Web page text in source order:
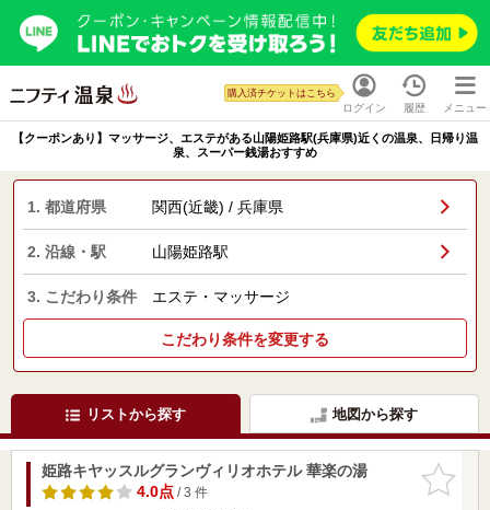
ログイン
購入済チケットはこちら
履歴 メニュー
【クーポンあり】マッサージ、エステがある山陽姫路駅(兵庫県)近くの温泉、日帰り温
泉、スーパー銭湯おすすめ
1. 都道府県 関西(近畿) / 兵庫県
2. 沿線・駅 山陽姫路駅
3. こだわり条件 エステ・マッサージ
こだわり条件を変更する
リストから探す 地図から探す
お気に入
りに追加
姫路キヤッスルグランヴィリオホテル 華楽の湯
4.0点/ 3 件